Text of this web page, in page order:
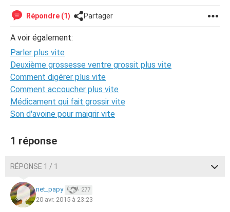
Répondre (1) Partager
A voir également:
Parler plus vite
Deuxième grossesse ventre grossit plus vite
Comment digérer plus vite
Comment accoucher plus vite
Médicament qui fait grossir vite
Son d'avoine pour maigrir vite
1 réponse
RÉPONSE 1 / 1
net_papy 277
20 avr. 2015 à 23:23